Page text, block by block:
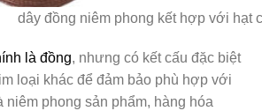
dây đồng niêm phong kết hợp với hạt
là đồng, nhưng có kết cấu đặc biệt
loại khác để đảm bảo phù hợp với
niêm phong sản phẩm, hàng hóa